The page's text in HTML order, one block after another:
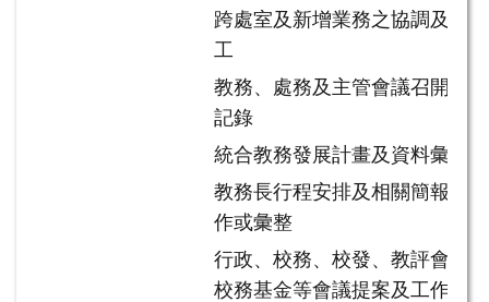
跨處室及新增業務之協調及分
工
教務、處務及主管會議召開及
記錄
統合教務發展計畫及資料彙整
教務長行程安排及相關簡報製
作或彙整
行政、校務、校發、教評會及
校務基金等會議提案及工作報